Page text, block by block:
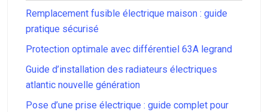
Remplacement fusible électrique maison : guide
pratique sécurisé
Protection optimale avec différentiel 63A legrand
Guide d’installation des radiateurs électriques
atlantic nouvelle génération
Pose d’une prise électrique : guide complet pour